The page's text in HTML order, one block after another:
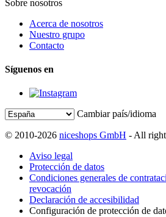
Sobre nosotros
Acerca de nosotros
Nuestro grupo
Contacto
Síguenos en
Cambiar país/idioma
© 2010-2026 niceshops GmbH - All
Aviso legal
Protección de datos
Condiciones generales de
revocación
Declaración de accesibilidad
Configuración de protección de